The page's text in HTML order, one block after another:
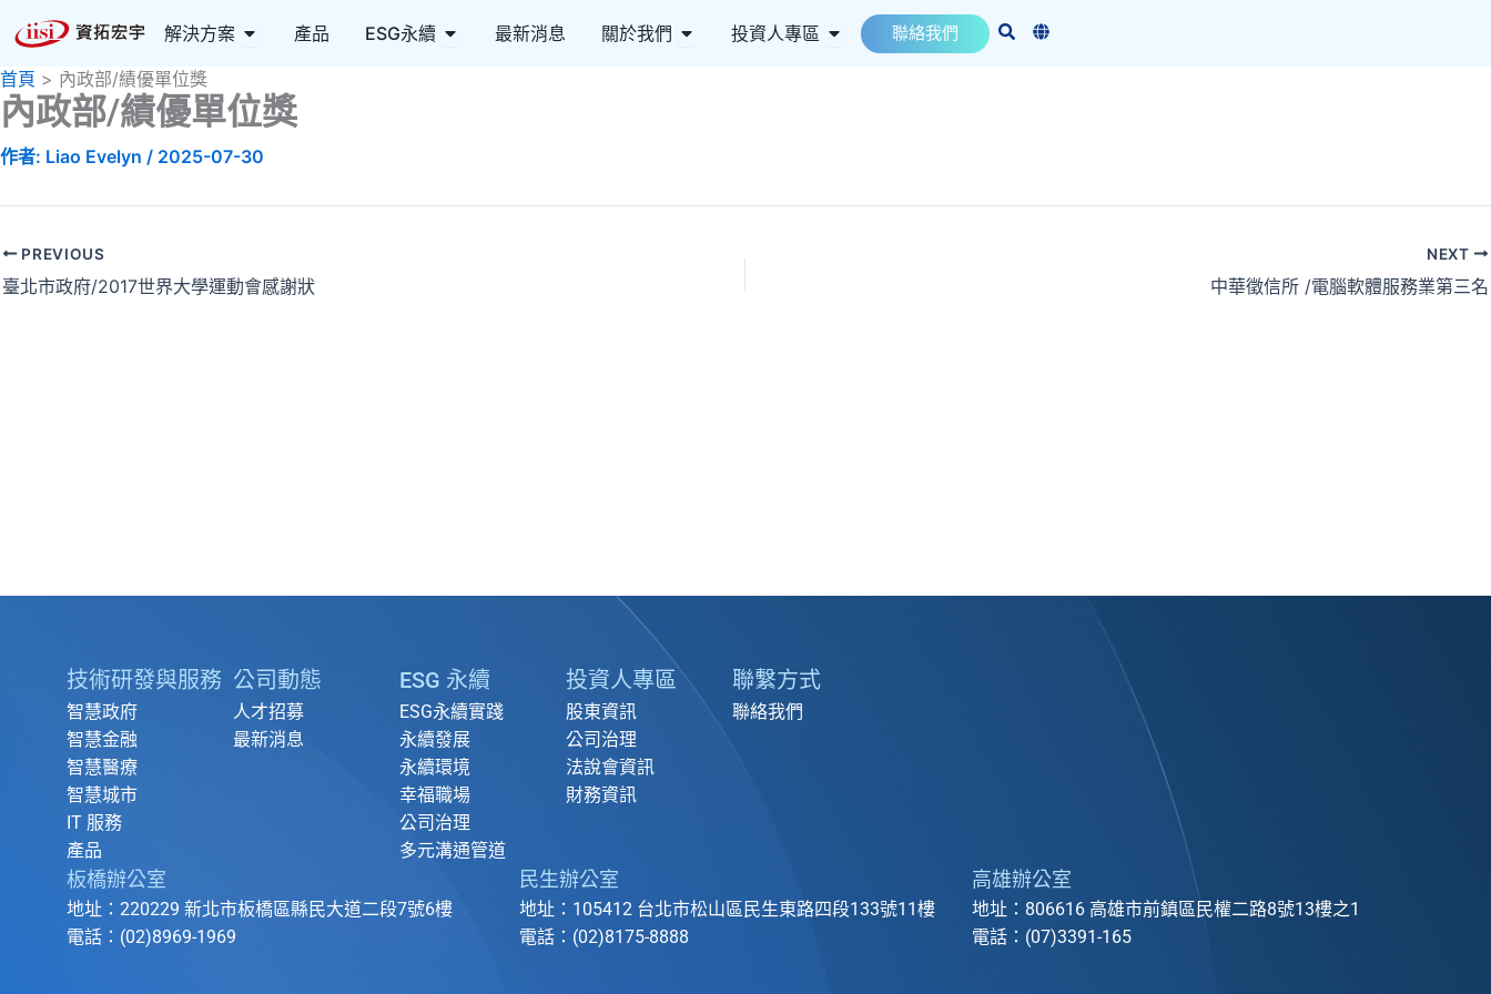
至
主
要
內
容
解決方案 Open 解決方案
產品 ESG永續 Open ESG永續
最新消息 關於我們 Open 關於我們
投資人專區 Open 投資人專區
聯絡我們
首頁 內政部/績優單位獎
內政部/績優單位獎
作者: Liao Evelyn / 2025-07-30
PREVIOUS
臺北市政府/2017世界大學運動會感謝狀
NEXT
中華徵信所 /電腦軟體服務業第三名
技術研發與服務
智慧政府
智慧金融
智慧醫療
智慧城市
IT 服務
產品
公司動態
人才招募
最新消息
ESG 永續
ESG永續實踐
永續發展
永續環境
幸福職場
公司治理
多元溝通管道
投資人專區
股東資訊
公司治理
法說會資訊
財務資訊
聯繫方式
聯絡我們
板橋辦公室
地址：220229 新北市板橋區縣民大道二段7號6樓
電話：(02)8969-1969
民生辦公室
地址：105412 台北市松山區民生東路四段133號11樓
電話：(02)8175-8888
高雄辦公室
地址：806616 高雄市前鎮區民權二路8號13樓之1
電話：(07)3391-165